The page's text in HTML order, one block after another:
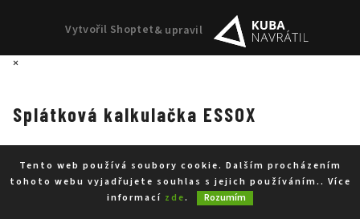
Tento web používá soubory cookie. Dalším procházením
tohoto webu vyjadřujete souhlas s jejich používáním.. Více
informací zde. Rozumím
Vytvořil Shoptet& upravil
×
Splátková kalkulačka ESSOX